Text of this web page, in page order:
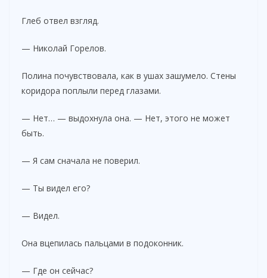
Глеб отвел взгляд.
— Николай Горелов.
Полина почувствовала, как в ушах зашумело. Стены
коридора поплыли перед глазами.
— Нет… — выдохнула она. — Нет, этого не может
быть.
— Я сам сначала не поверил.
— Ты видел его?
— Видел.
Она вцепилась пальцами в подоконник.
— Где он сейчас?